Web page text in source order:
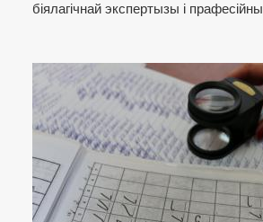
біялагічнай экспертызы і